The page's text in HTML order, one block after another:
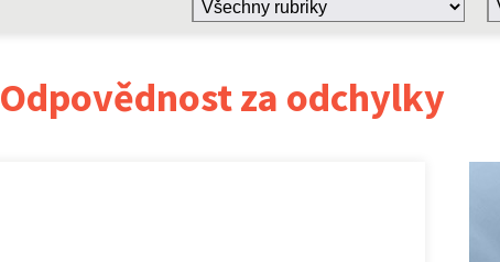
Odpovědnost za odchylky